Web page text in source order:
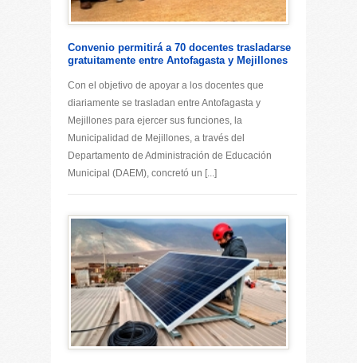
Convenio permitirá a 70 docentes trasladarse
gratuitamente entre Antofagasta y Mejillones
Con el objetivo de apoyar a los docentes que
diariamente se trasladan entre Antofagasta y
Mejillones para ejercer sus funciones, la
Municipalidad de Mejillones, a través del
Departamento de Administración de Educación
Municipal (DAEM), concretó un [...]